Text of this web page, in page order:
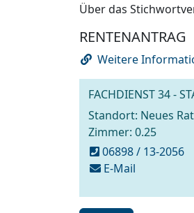
Über das
RENTENANTRAG
Weitere
FACHDIENST 34 -
Standort: Neues
Zimmer: 0.25
06898 / 13-2056
E-Mailschreiben